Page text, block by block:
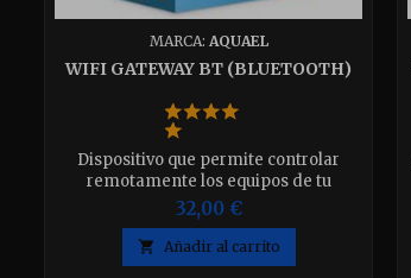
MARCA: AQUAEL
WIFI GATEWAY BT (BLUETOOTH)
Dispositivo que permite controlar
remotamente los equipos de tu
acuario. Permite modificar y verificar
la configuración de filtración,
iluminación y calefacción desde
cualquier lugar del mundo, solo con
32,00 €
 Añadir al carrito